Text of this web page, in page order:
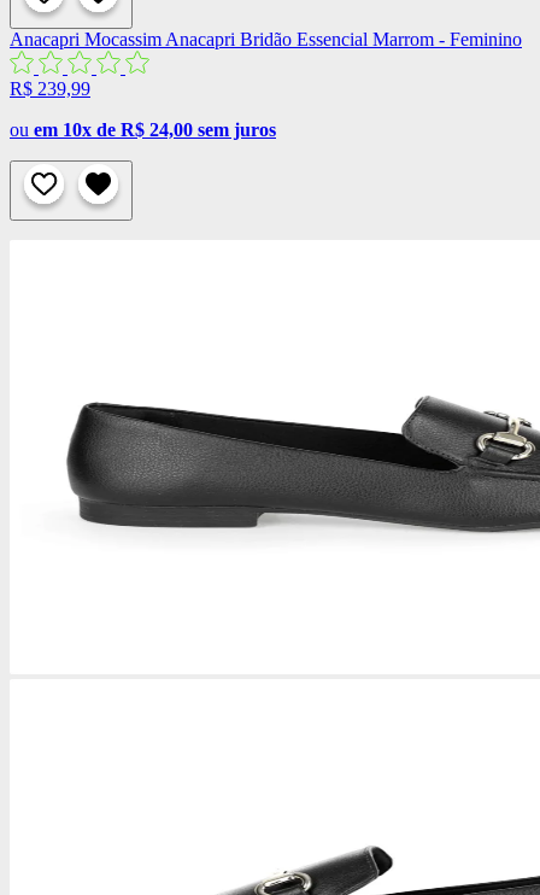
Anacapri Mocassim Anacapri Bridão Essencial Marrom - Feminino
R$ 239,99
ou em 10x de R$ 24,00 sem juros